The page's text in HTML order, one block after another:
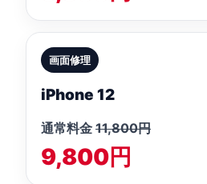
画面修理
iPhone 12
通常料金 11,800円
9,800円